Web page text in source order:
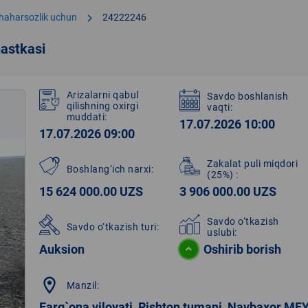
uchun chevron_right 24222246
Arizalarni qabul
qilishning oxirgi
muddati:
17.07.2026 09:00
Savdo boshlanish
vaqti:
17.07.2026 10:00
Boshlang‘ich narxi:
15 624 000.00 UZS
Zakalat puli miqdori
(25%) :
3 906 000.00 UZS
Savdo o‘tkazish turi:
Auksion
Savdo o‘tkazish
uslubi:
Oshirib borish
location_on Manzil: